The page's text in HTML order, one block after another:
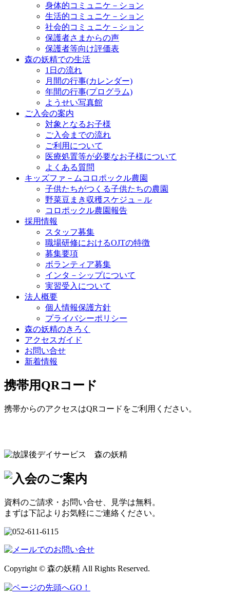
身体的コミュニケ－ション
生活的コミュニケ－ション
社会的コミュニケ－ション
保護者さまからの声
保護者等向け評価表
森の妖精での生活
1日の流れ
月間の行事(カレンダー)
年間の行事(プログラム)
ようせい写真館
ご入会の案内
対象となるお子様
ご入会までの流れ
ご利用について
医療処置等が必要なお子様について
よくある質問
キッズファ－ムコロポックル農園
子供たちがつくる子供たちの農園
野菜豆まき収穫スケジュ－ル
コロポックル農園報告
採用情報
スタッフ募集
職場研修におけるOJTの特徴
募集要項
ボランティア募集
インタ－シップについて
実習受入について
法人概要
個人情報保護方針
プライバシーポリシー
森の妖精のきろく
アクセスガイド
お問い合せ
新着情報
携帯用QRコード
携帯からのアクセスはQRコードをご利用ください。
資料のご請求・お問い合せ、見学は無料。
まずは下記よりお気軽にご連絡ください。
Copyright © 森の妖精 All Rights Reserved.